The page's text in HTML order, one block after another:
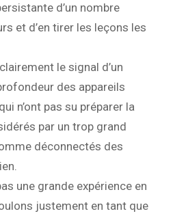
d’un nombre
et d’en tirer les leçons les
le signal d’un
des appareils
n’ont pas su préparer la
par un trop grand
déconnectés des
une grande expérience en
justement en tant que